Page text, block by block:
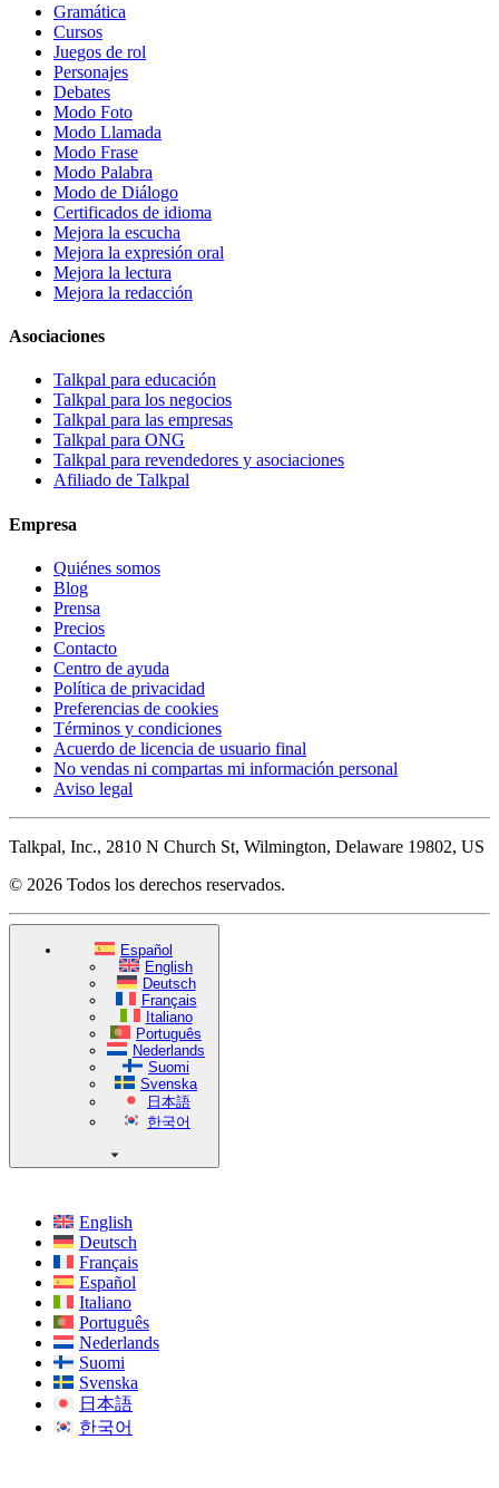
Gramática
Cursos
Juegos de rol
Personajes
Debates
Modo Foto
Modo Llamada
Modo Frase
Modo Palabra
Modo de Diálogo
Certificados de idioma
Mejora la escucha
Mejora la expresión oral
Mejora la lectura
Mejora la redacción
Asociaciones
Talkpal para educación
Talkpal para los negocios
Talkpal para las empresas
Talkpal para ONG
Talkpal para revendedores y asociaciones
Afiliado de Talkpal
Empresa
Quiénes somos
Blog
Prensa
Precios
Contacto
Centro de ayuda
Política de privacidad
Preferencias de cookies
Términos y condiciones
Acuerdo de licencia de usuario final
No vendas ni compartas mi información personal
Aviso legal
Talkpal, Inc., 2810 N Church St, Wilmington, Delaware 19802, US
© 2026 Todos los derechos reservados.
Español
English
Deutsch
Français
Italiano
Português
Nederlands
Suomi
Svenska
日本語
한국어
English
Deutsch
Français
Español
Italiano
Português
Nederlands
Suomi
Svenska
日本語
한국어